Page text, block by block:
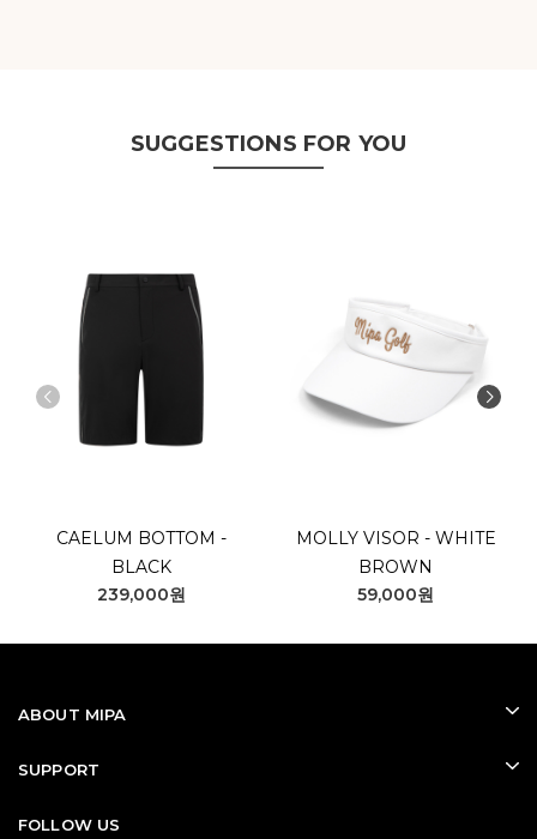
SUGGESTIONS FOR YOU
CAELUM BOTTOM -
BLACK
239,000원
MOLLY VISOR - WHITE
BROWN
59,000원
ABOUT MIPA
SUPPORT
FOLLOW US